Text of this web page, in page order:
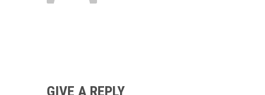
GIVE A REPLY